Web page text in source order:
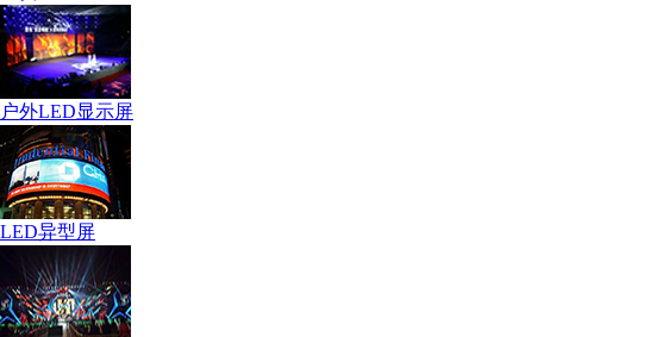
户外LED显示屏
LED异型屏